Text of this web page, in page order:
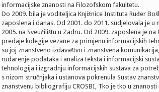
informacijske znanosti na Filozofskom fakultetu.
Do 2009. bila je voditeljica Knjižnice Instituta Ruđer
zaposlena i danas. Od 2001. do 2011. sudjelovala je
2005. na Sveučilištu u Zadru. Od 2009. zaposlena je
predaje kolegije vezane za primjenu informacijskih
su joj znanstveno izdavaštvo i znanstvena
rudarenje podataka i analiza teksta i informacijski
tehnologija i izgradnju informacijskih sustava za
s nizom stručnjaka i ustanova pokrenula Sustav
znanstvenu bibliografiju CROSBI, Tko je tko u